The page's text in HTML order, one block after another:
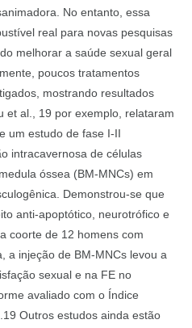
No entanto, essa
real para novas pesquisas
melhorar a saúde sexual geral
poucos tratamentos
mostrando resultados
et al., 19 por exemplo, relataram
um estudo de fase I-II
intracavernosa de células
óssea (BM-MNCs) em
Demonstrou-se que
anti-apoptótico, neurotrófico e
coorte de 12 homens com
a injeção de BM-MNCs levou a
sexual e na FE no
avaliado com o Índice
Outros estudos ainda estão